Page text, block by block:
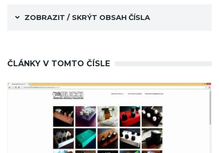
ZOBRAZIT / SKRÝT OBSAH ČÍSLA
ČLÁNKY V TOMTO ČÍSLE